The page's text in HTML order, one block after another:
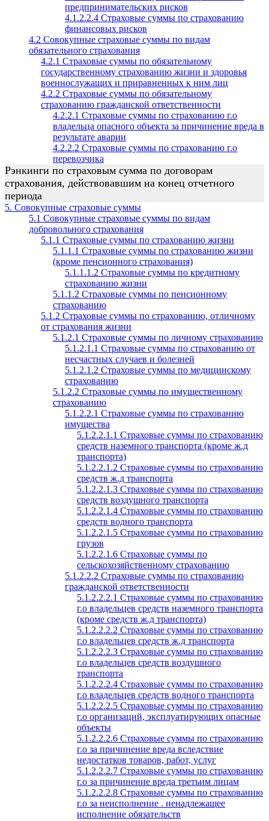
предпринимательских рисков
4.1.2.2.4 Страховые суммы по страхованию
финансовых рисков
4.2 Совокупные страховые суммы по видам
обязательного страхования
4.2.1 Страховые суммы по обязательному
государственному страхованию жизни и здоровья
военнослужащих и приравненных к ним лиц
4.2.2 Страховые суммы по обязательному
страхованию гражданской ответственности
4.2.2.1 Страховые суммы по страхованию г.о
владельца опасного объекта за причинение вреда в
результате аварии
4.2.2.2 Страховые суммы по страхованию г.о
перевозчика
Рэнкинги по страховым сумма по договорам
страхования, действовавшим на конец отчетного
периода
5. Совокупные страховые суммы
5.1 Совокупные страховые суммы по видам
добровольного страхования
5.1.1 Страховые суммы по страхованию жизни
5.1.1.1 Страховые суммы по страхованию жизни
(кроме пенсионного страхования)
5.1.1.1.2 Страховые суммы по кредитному
страхованию жизни
5.1.1.2 Страховые суммы по пенсионному
страхованию
5.1.2 Страховые суммы по страхованию, отличному
от страхования жизни
5.1.2.1 Страховые суммы по личному страхованию
5.1.2.1.1 Страховые суммы по страхованию от
несчастных случаев и болезней
5.1.2.1.2 Страховые суммы по медицинскому
страхованию
5.1.2.2 Страховые суммы по имущественному
страхованию
5.1.2.2.1 Страховые суммы по страхованию
имущества
5.1.2.2.1.1 Страховые суммы по страхованию
средств наземного транспорта (кроме ж.д
транспорта)
5.1.2.2.1.2 Страховые суммы по страхованию
средств ж.д транспорта
5.1.2.2.1.3 Страховые суммы по страхованию
средств воздушного транспорта
5.1.2.2.1.4 Страховые суммы по страхованию
средств водного транспорта
5.1.2.2.1.5 Страховые суммы по страхованию
грузов
5.1.2.2.1.6 Страховые суммы по
сельскохозяйственному страхованию
5.1.2.2.2 Страховые суммы по страхованию
гражданской ответственности
5.1.2.2.2.1 Страховые суммы по страхованию
г.о владельцев средств наземного транспорта
(кроме средств ж.д транспорта)
5.1.2.2.2.2 Страховые суммы по страхованию
г.о владельцев средств ж.д транспорта
5.1.2.2.2.3 Страховые суммы по страхованию
г.о владельцев средств воздушного
транспорта
5.1.2.2.2.4 Страховые суммы по страхованию
г.о владельцев средств водного транспорта
5.1.2.2.2.5 Страховые суммы по страхованию
г.о организаций, эксплуатирующих опасные
объекты
5.1.2.2.2.6 Страховые суммы по страхованию
г.о за причинение вреда вследствие
недостатков товаров, работ, услуг
5.1.2.2.2.7 Страховые суммы по страхованию
г.о за причинение вреда третьим лицам
5.1.2.2.2.8 Страховые суммы по страхованию
г.о за неисполнение . ненадлежащее
исполнение обязательств